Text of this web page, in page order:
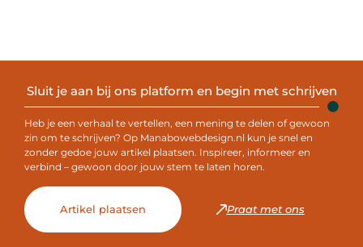
Sluit je aan bij ons platform en begin met schrijven
Heb je een verhaal te vertellen, een mening te delen of gewoon
zin om te schrijven? Op Manabowebdesign.nl kun je snel en
zonder gedoe jouw artikel plaatsen. Inspireer, informeer en
verbind – gewoon door jouw stem te laten horen.
Artikel plaatsen Praat met ons